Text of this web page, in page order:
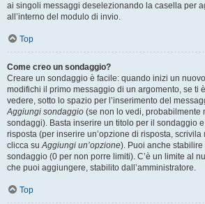
ai singoli messaggi deselezionando la casella per
all’interno del modulo di invio.
Top
Come creo un sondaggio?
Creare un sondaggio è facile: quando inizi un
modifichi il primo messaggio di un argomento, se ti
vedere, sotto lo spazio per l’inserimento del
Aggiungi sondaggio (se non lo vedi, probabilmente
sondaggi). Basta inserire un titolo per il sondaggio
risposta (per inserire un’opzione di risposta, scrivila
clicca suAggiungi un’opzione). Puoi anche stabilire
sondaggio (0 per non porre limiti). C’è un limite al
che puoi aggiungere, stabilito dall’amministratore.
Top